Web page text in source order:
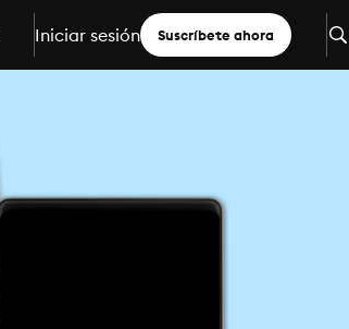
Iniciar sesión Suscríbete ahora